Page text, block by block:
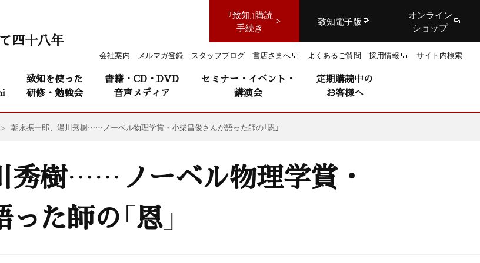
『致知』購読
手続き
致知電子版
オンライン
ショップ
会社案内 メルマガ登録 スタッフブログ 書店さまへ よくあるご質問 採用情報 サイト内検索
四十八年
致知を使った
研修・勉強会
書籍・CD・DVD
音声メディア
セミナー・イベント・
講演会
定期購読中の
お客様へ
朝永振一郎、湯川秀樹……ノーベル物理学賞・小柴昌俊さんが語った師の「恩」
秀樹……ノーベル物理学賞・
た師の「恩」